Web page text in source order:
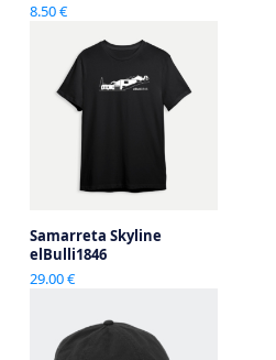
8.50 €
Samarreta Skyline
elBulli1846
29.00 €